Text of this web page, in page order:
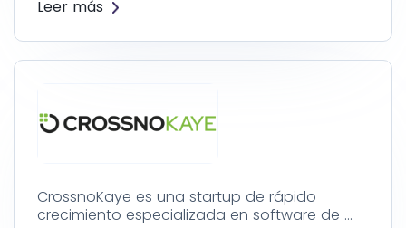
Leer más
CrossnoKaye es una startup de rápido
crecimiento especializada en software de …